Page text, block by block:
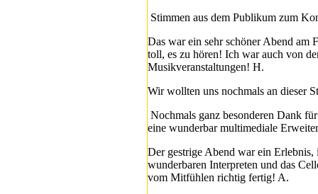
Stimmen aus dem Publikum zum
Das war ein sehr schöner Abend am
toll, es zu hören! Ich war auch von
Musikveranstaltungen! H.
Wir wollten uns nochmals an dieser
Nochmals ganz besonderen Dank
eine wunderbar multimediale
Der gestrige Abend war ein
wunderbaren Interpreten und das
vom Mitfühlen richtig fertig! A.